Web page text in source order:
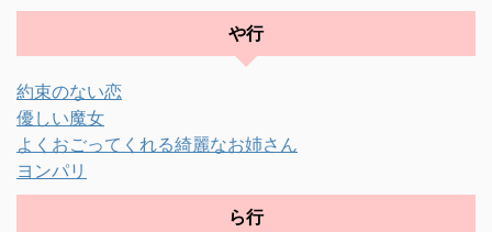
や行
約束のない恋
優しい魔女
よくおごってくれる綺麗なお姉さん
ヨンパリ
ら行